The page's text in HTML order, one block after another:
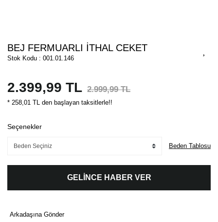
BEJ FERMUARLI İTHAL CEKET
Stok Kodu : 001.01.146
2.399,99 TL 2.999,99 TL
* 258,01 TL den başlayan taksitlerle!!
Seçenekler
Beden Tablosu
GELİNCE HABER VER
Arkadaşına Gönder